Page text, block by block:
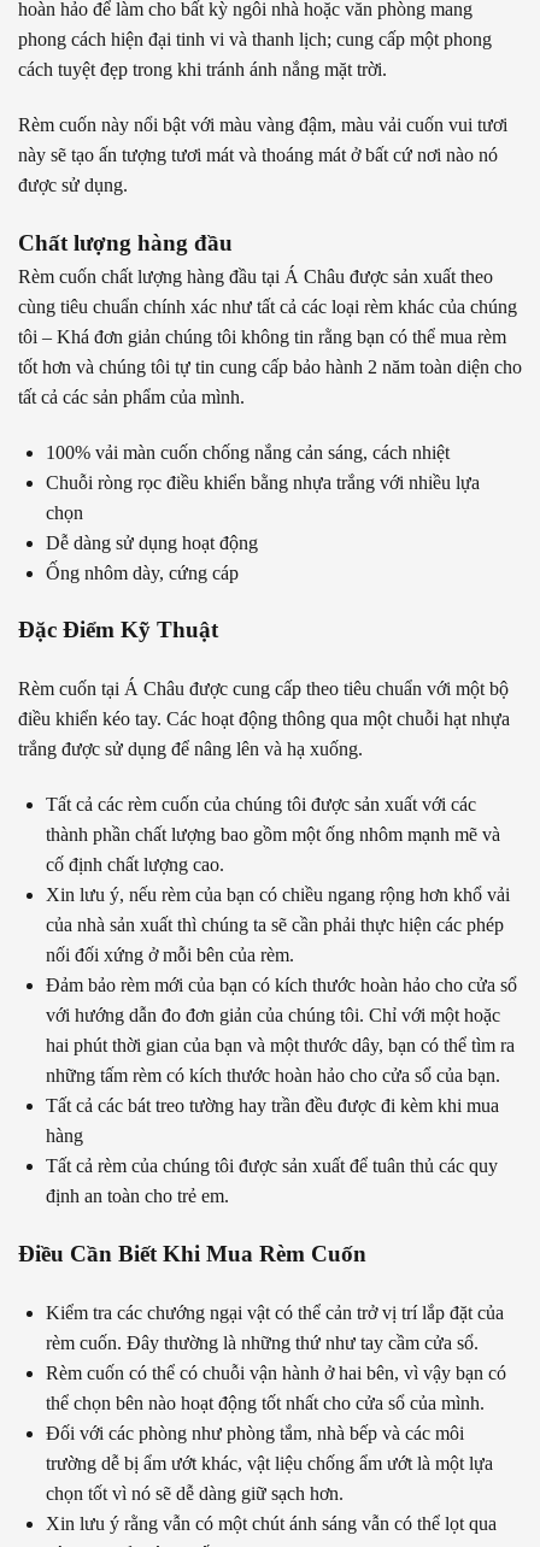
hoàn hảo để làm cho bất kỳ ngôi nhà hoặc văn phòng mang
phong cách hiện đại tinh vi và thanh lịch; cung cấp một phong
cách tuyệt đẹp trong khi tránh ánh nắng mặt trời.
Rèm cuốn này nổi bật với màu vàng đậm, màu vải cuốn vui tươi
này sẽ tạo ấn tượng tươi mát và thoáng mát ở bất cứ nơi nào nó
được sử dụng.
Chất lượng hàng đầu
Rèm cuốn chất lượng hàng đầu tại Á Châu được sản xuất theo
cùng tiêu chuẩn chính xác như tất cả các loại rèm khác của chúng
tôi – Khá đơn giản chúng tôi không tin rằng bạn có thể mua rèm
tốt hơn và chúng tôi tự tin cung cấp bảo hành 2 năm toàn diện cho
tất cả các sản phẩm của mình.
100% vải màn cuốn chống nắng cản sáng, cách nhiệt
Chuỗi ròng rọc điều khiển bằng nhựa trắng với nhiều lựa
chọn
Dễ dàng sử dụng hoạt động
Ống nhôm dày, cứng cáp
Đặc Điểm Kỹ Thuật
Rèm cuốn tại Á Châu được cung cấp theo tiêu chuẩn với một bộ
điều khiển kéo tay. Các hoạt động thông qua một chuỗi hạt nhựa
trắng được sử dụng để nâng lên và hạ xuống.
Tất cả các rèm cuốn của chúng tôi được sản xuất với các
thành phần chất lượng bao gồm một ống nhôm mạnh mẽ và
cố định chất lượng cao.
Xin lưu ý, nếu rèm của bạn có chiều ngang rộng hơn khổ vải
của nhà sản xuất thì chúng ta sẽ cần phải thực hiện các phép
nối đối xứng ở mỗi bên của rèm.
Đảm bảo rèm mới của bạn có kích thước hoàn hảo cho cửa sổ
với hướng dẫn đo đơn giản của chúng tôi. Chỉ với một hoặc
hai phút thời gian của bạn và một thước dây, bạn có thể tìm ra
những tấm rèm có kích thước hoàn hảo cho cửa sổ của bạn.
Tất cả các bát treo tường hay trần đều được đi kèm khi mua
hàng
Tất cả rèm của chúng tôi được sản xuất để tuân thủ các quy
định an toàn cho trẻ em.
Điều Cần Biết Khi Mua Rèm Cuốn
Kiểm tra các chướng ngại vật có thể cản trở vị trí lắp đặt của
rèm cuốn. Đây thường là những thứ như tay cầm cửa sổ.
Rèm cuốn có thể có chuỗi vận hành ở hai bên, vì vậy bạn có
thể chọn bên nào hoạt động tốt nhất cho cửa sổ của mình.
Đối với các phòng như phòng tắm, nhà bếp và các môi
trường dễ bị ẩm ướt khác, vật liệu chống ẩm ướt là một lựa
chọn tốt vì nó sẽ dễ dàng giữ sạch hơn.
Xin lưu ý rằng vẫn có một chút ánh sáng vẫn có thể lọt qua